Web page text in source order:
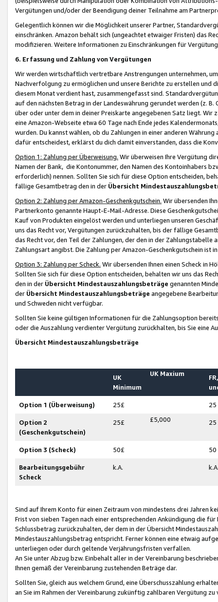
Vergütungen und/oder der Beendigung deiner Teilnahme am
Gelegentlich können wir die Möglichkeit unserer Partner,
einschränken. Amazon behält sich (ungeachtet etwaiger Fristen) das
modifizieren. Weitere Informationen zu Einschränkungen für
6. Erfassung und Zahlung von Vergütungen
Wir werden wirtschaftlich vertretbare Anstrengungen unternehmen,
Nachverfolgung zu ermöglichen und unsere Berichte zu erstellen und
diesem Monat verdient hast, zusammengefasst sind.
auf den nächsten Betrag in der Landeswährung gerundet werden (z.
über oder unter dem in deiner Preiskarte angegebenen Satz liegt.
eine Amazon-Webseite etwa 60 Tage nach Ende jedes
wurden. Du kannst wählen, ob du Zahlungen in einer anderen
dafür entscheidest, erklärst du dich damit einverstanden, dass die
Option 1: Zahlung per Überweisung. Wir überweisen Ihre Vergütung
Namen der Bank, die Kontonummer, den Namen des Kontoinhabers
erforderlich) nennen. Sollten Sie sich für diese Option entscheiden,
fällige Gesamtbetrag den in der Übersicht
Option 2: Zahlung per Amazon-Geschenkgutschein. Wir übersenden
Partnerkonto genannte Haupt-E-Mail-Adresse. Diese
Kauf von Produkten eingelöst werden und unterliegen unseren
uns das Recht vor, Vergütungen zurückzuhalten, bis der fällige
das Recht vor, den Teil der Zahlungen, der den in der
Zahlungsart angibst. Die Zahlung per Amazon-Geschenkgutschein ist
Option 3: Zahlung per Scheck. Wir übersenden Ihnen einen Scheck in
Sollten Sie sich für diese Option entscheiden, behalten wir uns das
den in der Übersicht Mindestauszahlungsbeträge genannten
der Übersicht Mindestauszahlungsbeträge angegebene
und Schweden nicht verfügbar.
Sollten Sie keine gültigen Informationen für die Zahlungsoption
oder die Auszahlung verdienter Vergütung zurückhalten, bis Sie
Übersicht Mindestauszahlungsbeträge
UK
Minimum
UK Maxium
Option 1 (Überweisung) 25£ 25
Option 2
(Geschenkgutschein)
25£ £5,000 25
Option 3 (Scheck) 50£ 50
Bearbeitungsgebühr
Scheck
k.A.
Sind auf Ihrem Konto für einen Zeitraum von mindestens drei Jahren
Frist von sieben Tagen nach einer entsprechenden Ankündigung die
Schlussbetrag zurückzuhalten, der dem in der Übersicht
Mindestauszahlungsbetrag entspricht. Ferner können eine etwaig
unterliegen oder durch geltende Verjährungsfristen verfallen.
An Sie unter Abzug bzw. Einbehalt aller in der Vereinbarung
Ihnen gemäß der Vereinbarung zustehenden Beträge dar.
Sollten Sie, gleich aus welchem Grund, eine Überschusszahlung
an Sie im Rahmen der Vereinbarung zukünftig zahlbaren Vergütung zu